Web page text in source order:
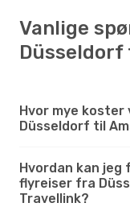
Vanlige
Hvor mye
Düsseldorf til
Hvordan kan jeg
flyreiser fra
Travellink?